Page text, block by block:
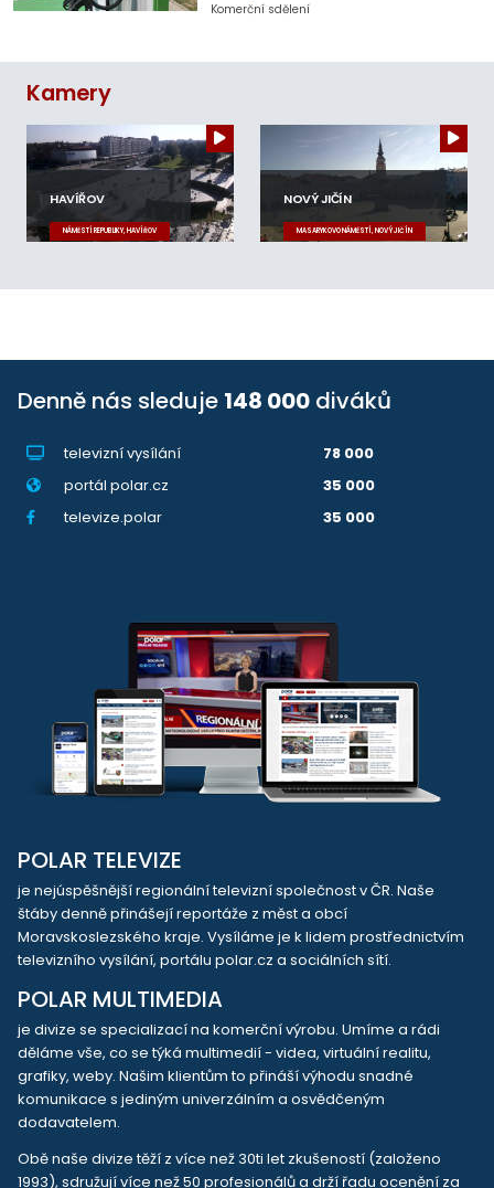
Komerční sdělení
Kamery
HAVÍŘOV
NÁMĚSTÍ REPUBLIKY, HAVÍŘOV
NOVÝ JIČÍN
MASARYKOVO NÁMĚSTÍ, NOVÝ JIČÍN
Denně nás sleduje 148 000 diváků
televizní vysílání
78 000
portál polar.cz
35 000
televize.polar
35 000
POLAR TELEVIZE
je nejúspěšnější regionální televizní společnost v ČR. Naše
štáby denně přinášejí reportáže z měst a obcí
Moravskoslezského kraje. Vysíláme je k lidem prostřednictvím
televizního vysílání, portálu polar.cz a sociálních sítí.
POLAR MULTIMEDIA
je divize se specializací na komerční výrobu. Umíme a rádi
děláme vše, co se týká multimedií - videa, virtuální realitu,
grafiky, weby. Našim klientům to přináší výhodu snadné
komunikace s jediným univerzálním a osvědčeným
dodavatelem.
Obě naše divize těží z více než 30ti let zkušeností (založeno
1993), sdružují více než 50 profesionálů a drží řadu ocenění za